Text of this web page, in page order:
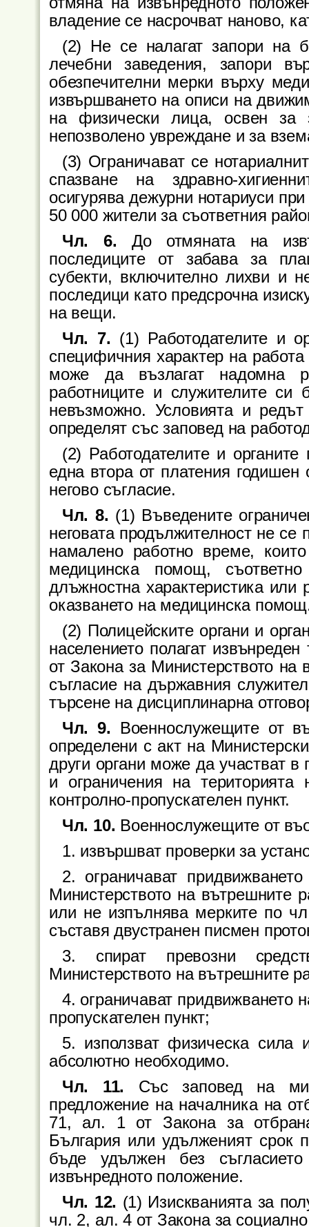
владение се насрочват наново,
(2) Не се налагат запори на
лечебни заведения, запори
обезпечителни мерки върху
извършването на описи на
на физически лица, освен за
непозволено увреждане и за
(3) Ограничават се
спазване на здравно-
осигурява дежурни нотариуси
50 000 жители за съответния
Чл. 6. До отмяната на
последиците от забава за
субекти, включително лихви и
последици като предсрочна
на вещи.
Чл. 7. (1) Работодателите и
специфичния характер на
може да възлагат надомна
работниците и служителите си
невъзможно. Условията и
определят със заповед на
(2) Работодателите и
една втора от платения
негово съгласие.
Чл. 8. (1) Въведените
неговата продължителност не се
намалено работно време,
медицинска помощ,
длъжностна характеристика или
оказването на медицинска
(2) Полицейските органи и
населението полагат
от Закона за Министерството
съгласие на държавния
търсене на дисциплинарна
Чл. 9. Военнослужещите от
определени с акт на
други органи може да участват
и ограничения на
контролно-пропускателен пункт.
Чл. 10. Военнослужещите от
1. извършват проверки за
2. ограничават
Министерството на вътрешните
или не изпълнява мерките по
съставя двустранен писмен
3. спират превозни
Министерството на вътрешните
4. ограничават придвижването
пропускателен пункт;
5. използват физическа сила
абсолютно необходимо.
Чл. 11. Със заповед на
предложение на началника на
71, ал. 1 от Закона за
България или удълженият
бъде удължен без
извънредното положение.
Чл. 12. (1) Изискванията за
чл. 2, ал. 4 от Закона за